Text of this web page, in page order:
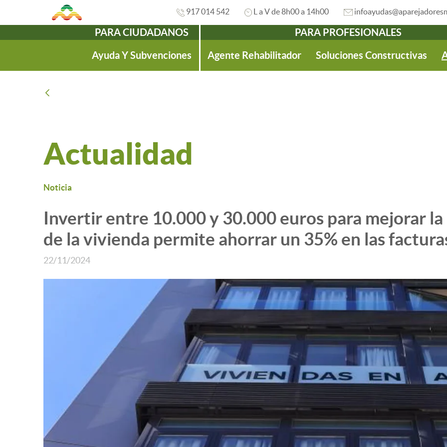
917 014 542 L a V de 8h00 a 14h00
Navegación
PARA CIUDADANOS
Ayuda Y Subvenciones
PARA PROFESIONALES
Agente Rehabilitador
Soluciones Constructivas
Actualidad
Noticia
Invertir entre 10.000 y 30.000 euros para mejorar
de la vivienda permite ahorrar un 35% en las
22/11/2024